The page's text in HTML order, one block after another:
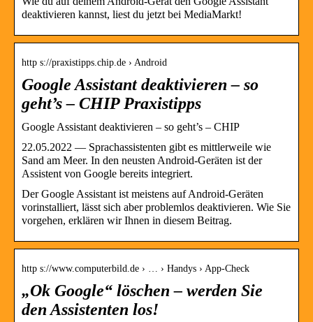
deaktivieren kannst, liest du jetzt bei MediaMarkt!
http s://praxistipps.chip.de › Android
Google Assistant deaktivieren – so
geht’s – CHIP Praxistipps
Google Assistant deaktivieren – so geht’s – CHIP
22.05.2022 — Sprachassistenten gibt es mittlerweile wie
Sand am Meer. In den neusten Android-Geräten ist der
Assistent von Google bereits integriert.
Der Google Assistant ist meistens auf Android-Geräten
vorinstalliert, lässt sich aber problemlos deaktivieren. Wie Sie
vorgehen, erklären wir Ihnen in diesem Beitrag.
http s://www.computerbild.de › … › Handys › App-Check
„Ok Google“ löschen – werden Sie
den Assistenten los!